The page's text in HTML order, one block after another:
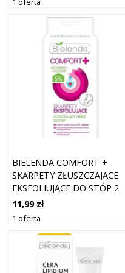
BIELENDA COMFORT +
SKARPETY ZŁUSZCZAJĄCE
EKSFOLIUJĄCE DO STÓP 2
SZTUKI PARA
11,99 zł
1 oferta